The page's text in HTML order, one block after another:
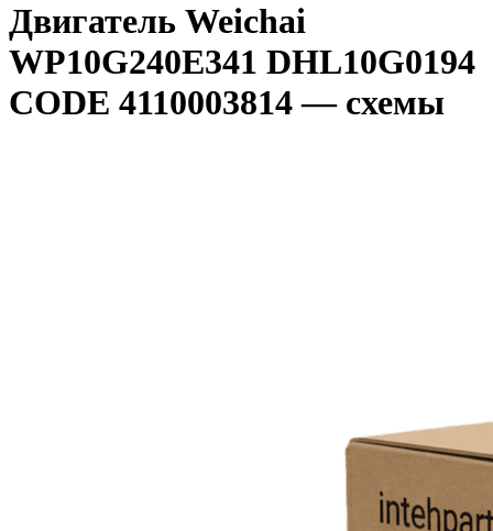
Двигатель Weichai
WP10G240E341 DHL10G0194
CODE 4110003814 — схемы